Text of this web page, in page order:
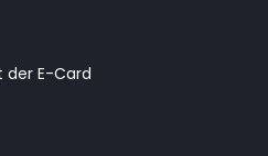
der E-Card